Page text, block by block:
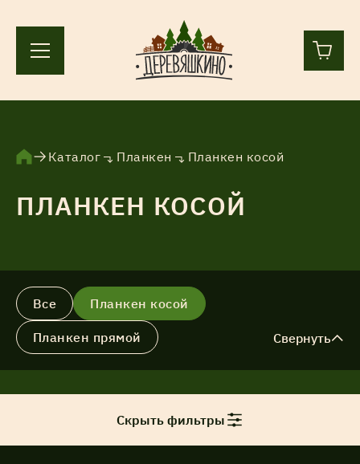
Ленинградская область, Всеволожский р-н, пос.
Лесколово, земля Аньялово.
Каталог
Каталог Планкен Планкен косой
ПЛАНКЕН КОСОЙ
Все Планкен косой
Планкен прямой Свернуть
Скрыть фильтры
Соглашение об обработке